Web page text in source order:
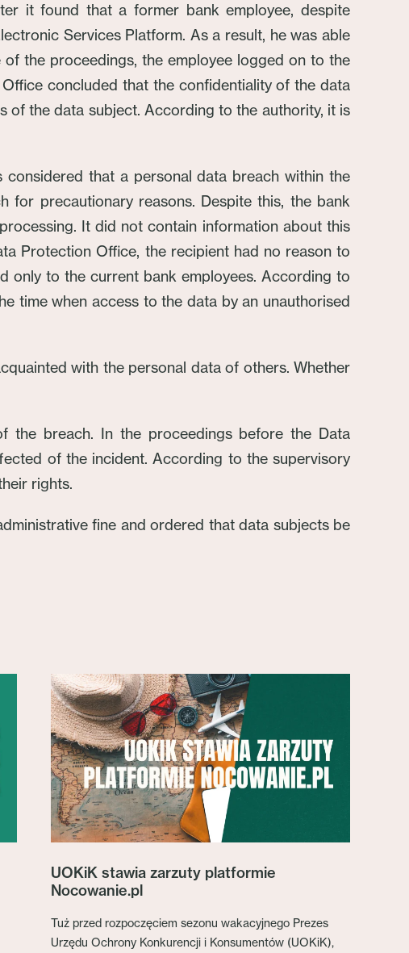
it found that a former bank employee, despite
Services Platform. As a result, he was able
the proceedings, the employee logged on to the
concluded that the confidentiality of the data
of the data subject. According to the authority, it is
that a personal data breach within the
for precautionary reasons. Despite this, the bank
It did not contain information about this
Protection Office, the recipient had no reason to
only to the current bank employees. According to
time when access to the data by an unauthorised
with the personal data of others. Whether
the breach. In the proceedings before the Data
of the incident. According to the supervisory
rights.
fine and ordered that data subjects be
UOKiK stawia zarzuty platformie
Nocowanie.pl
Tuż przed rozpoczęciem sezonu wakacyjnego Prezes
Urzędu Ochrony Konkurencji i Konsumentów (UOKiK),